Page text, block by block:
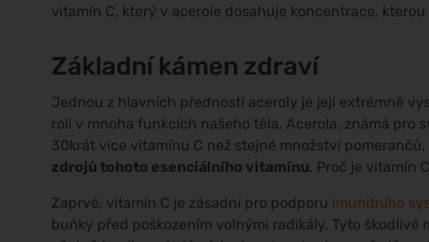
vitamín C, který v acerole dosahuje koncentrace,
Základní kámen zdraví
Jednou z hlavních předností aceroly je její extrémně
roli v mnoha funkcích našeho těla. Acerola, známá pro
30krát více vitamínu C než stejné množství pomerančů,
zdrojů tohoto esenciálního vitamínu. Proč je vitamín
Zaprvé, vitamín C je zásadní pro podporu imunitního
buňky před poškozením volnými radikály. Tyto